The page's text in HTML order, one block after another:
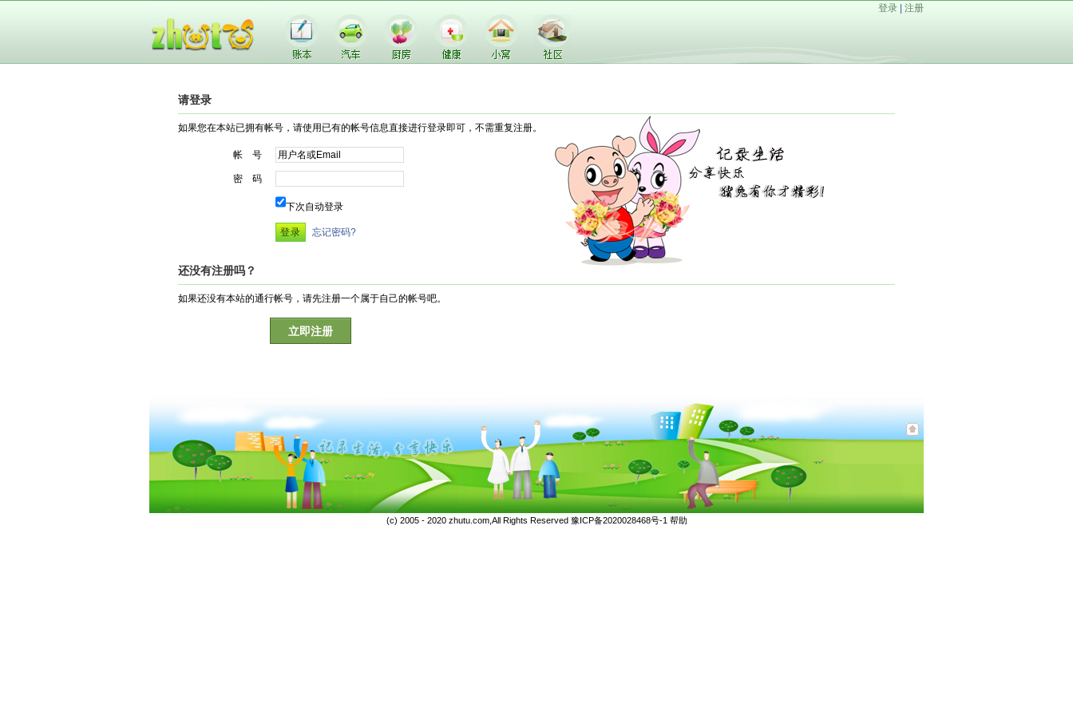
登录 注册
请登录
如果您在本站已拥有帐号，请使用已有的帐号信息直接进行登录即可，不需重复注册。
帐 号
密 码
下次自动登录
忘记密码?
还没有注册吗？
如果还没有本站的通行帐号，请先注册一个属于自己的帐号吧。
立即注册
(c) 2005 - 2020 zhutu.com,All Rights Reserved 豫ICP备2020028468号-1 帮助